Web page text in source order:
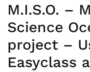
M.I.S.O. –
Science
project –
Easyclass